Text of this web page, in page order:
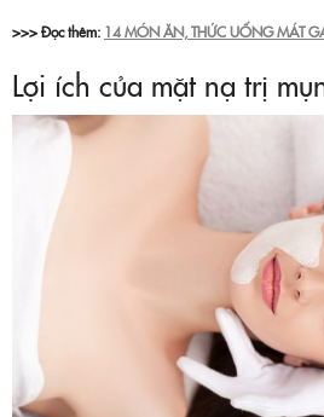
>>> Đọc thêm: 14 MÓN ĂN, THỨC UỐNG MÁT
Lợi ích của mặt nạ trị